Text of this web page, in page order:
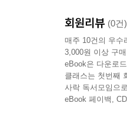
회원리뷰 (0건)
매주 10건의 우수
3,000원 이상 구
eBook은 다운로
클래스는 첫번째
사락 독서모임으
eBook 페이백,